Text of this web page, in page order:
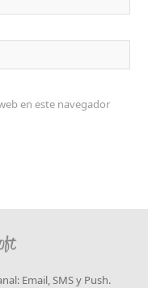
en este navegador
Email, SMS y Push.